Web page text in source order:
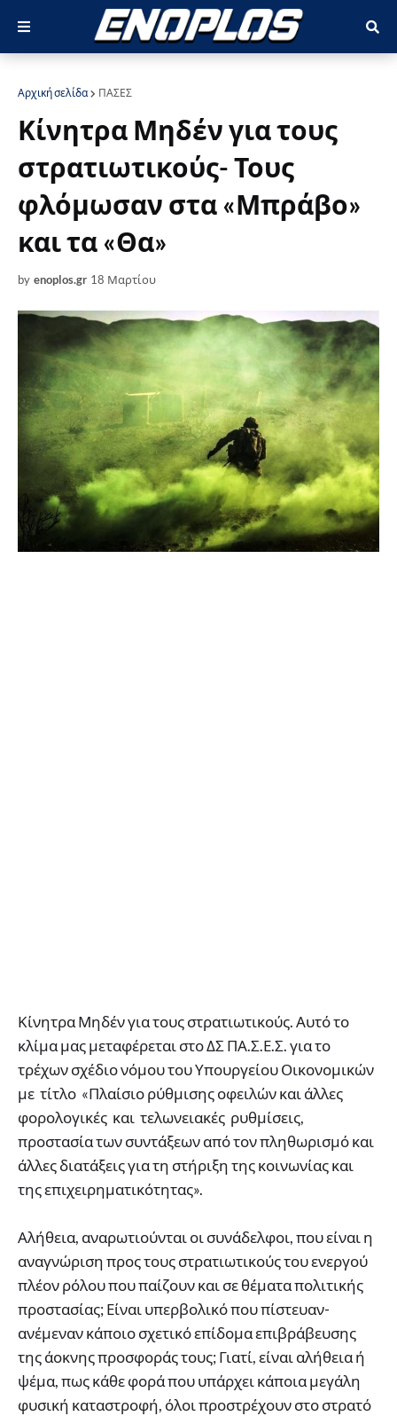
Αρχική σελίδα ΠΑΣΕΣ
Κίνητρα Μηδέν για τους
στρατιωτικούς- Τους
φλόμωσαν στα «Μπράβο»
και τα «Θα»
by enoplos.gr 18 Μαρτίου
Κίνητρα Μηδέν για τους στρατιωτικούς. Αυτό το
κλίμα μας μεταφέρεται στο ΔΣ ΠΑ.Σ.Ε.Σ. για το
τρέχων σχέδιο νόμου του Υπουργείου Οικονομικών
με τίτλο «Πλαίσιο ρύθμισης οφειλών και άλλες
φορολογικές και τελωνειακές ρυθμίσεις,
προστασία των συντάξεων από τον πληθωρισμό και
άλλες διατάξεις για τη στήριξη της κοινωνίας και
της επιχειρηματικότητας».
Αλήθεια, αναρωτιούνται οι συνάδελφοι, που είναι η
αναγνώριση προς τους στρατιωτικούς του ενεργού
πλέον ρόλου που παίζουν και σε θέματα πολιτικής
προστασίας; Είναι υπερβολικό που πίστευαν-
ανέμεναν κάποιο σχετικό επίδομα επιβράβευσης
της άοκνης προσφοράς τους; Γιατί, είναι αλήθεια ή
ψέμα, πως κάθε φορά που υπάρχει κάποια μεγάλη
φυσική καταστροφή, όλοι προστρέχουν στο στρατό